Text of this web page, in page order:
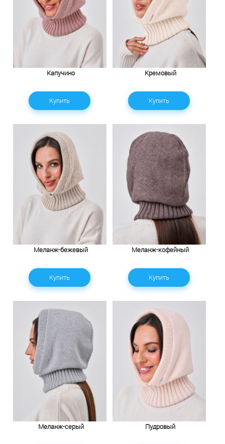
Капучино
Купить
Кремовый
Купить
Меланж-бежевый
Купить
Меланж-кофейный
Купить
Меланж-серый Пудровый